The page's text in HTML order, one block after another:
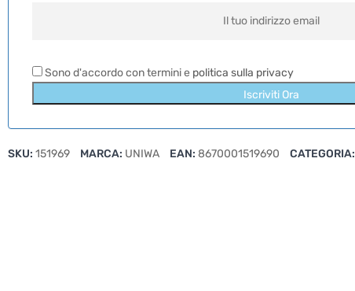
Sono d'accordo con termini e politica sulla privacy
Iscriviti Ora
SKU: 151969 MARCA: UNIWA EAN: 8670001519690 CATEGORIA: